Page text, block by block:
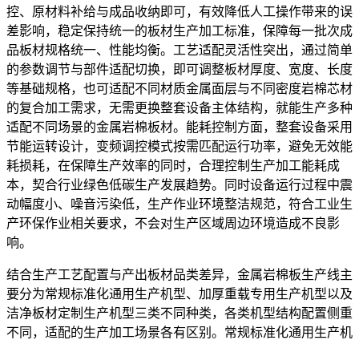
控、原材料补给与成品收纳即可，有效降低人工操作带来的误
差影响，稳定保持统一的板材生产加工标准，保障每一批次成
品板材规格统一、性能均衡。工艺适配灵活性突出，通过简单
的参数调节与部件适配切换，即可调整板材厚度、宽度、长度
等基础规格，也可适配不同材质金属面层与不同密度岩棉芯材
的复合加工需求，无需更换整套设备主体结构，就能生产多种
适配不同场景的金属岩棉板材。能耗控制方面，整套设备采用
节能运转设计，变频调控模式按需匹配运行功率，避免无效能
耗损耗，在保障生产效率的同时，合理控制生产加工能耗成
本，契合行业绿色低碳生产发展趋势。同时设备运行过程中震
动幅度小、噪音污染低，生产作业环境整洁规范，符合工业生
产环保作业相关要求，不会对生产区域周边环境造成不良影
响。
结合生产工艺配置与产出板材品类差异，金属岩棉板生产线主
要分为常规标准化通用生产机型、加厚重载专用生产机型以及
洁净板材定制生产机型三类不同种类，各类机型结构配置侧重
不同，适配的生产加工场景各有区别。常规标准化通用生产机